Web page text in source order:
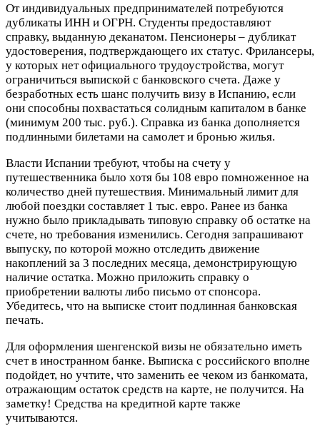
От индивидуальных предпринимателей потребуются
дубликаты ИНН и ОГРН. Студенты предоставляют
справку, выданную деканатом. Пенсионеры – дубликат
удостоверения, подтверждающего их статус. Фрилансеры,
у которых нет официального трудоустройства, могут
ограничиться выпиской с банковского счета. Даже у
безработных есть шанс получить визу в Испанию, если
они способны похвастаться солидным капиталом в банке
(минимум 200 тыс. руб.). Справка из банка дополняется
подлинными билетами на самолет и бронью жилья.
Власти Испании требуют, чтобы на счету у
путешественника было хотя бы 108 евро помноженное на
количество дней путешествия. Минимальный лимит для
любой поездки составляет 1 тыс. евро. Ранее из банка
нужно было прикладывать типовую справку об остатке на
счете, но требования изменились. Сегодня запрашивают
выпуску, по которой можно отследить движение
накоплений за 3 последних месяца, демонстрирующую
наличие остатка. Можно приложить справку о
приобретении валюты либо письмо от спонсора.
Убедитесь, что на выписке стоит подлинная банковская
печать.
Для оформления шенгенской визы не обязательно иметь
счет в иностранном банке. Выписка с российского вполне
подойдет, но учтите, что заменить ее чеком из банкомата,
отражающим остаток средств на карте, не получится. На
заметку! Средства на кредитной карте также
учитываются.